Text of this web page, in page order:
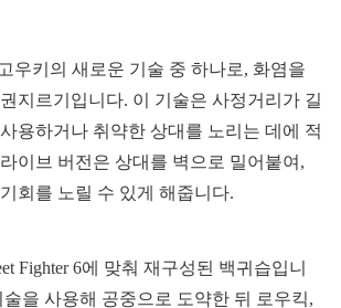
우키의 새로운 기술 중 하나로, 화염을
지르기입니다. 이 기술은 사정거리가 길
용하거나 취약한 상대를 노리는 데에 적
이브 버전은 상대를 벽으로 밀어붙여,
회를 노릴 수 있게 해줍니다.
Fighter 6에 맞춰 재구성된 백귀습입니
을 사용해 공중으로 도약한 뒤 로우킥,